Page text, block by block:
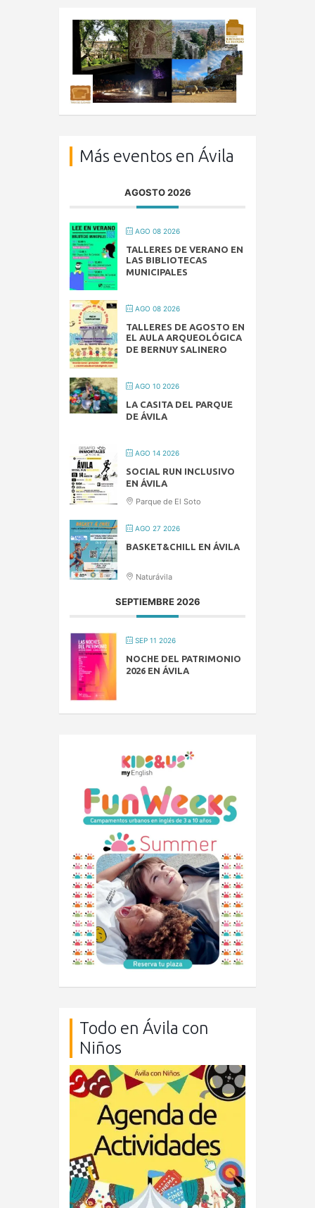
Más eventos en Ávila
AGOSTO 2026
AGO 08 2026
TALLERES DE VERANO EN
LAS BIBLIOTECAS
MUNICIPALES
AGO 08 2026
TALLERES DE AGOSTO EN
EL AULA ARQUEOLÓGICA
DE BERNUY SALINERO
AGO 10 2026
LA CASITA DEL PARQUE
DE ÁVILA
AGO 14 2026
SOCIAL RUN INCLUSIVO
EN ÁVILA
Parque de El Soto
AGO 27 2026
BASKET&CHILL EN ÁVILA
Naturávila
SEPTIEMBRE 2026
SEP 11 2026
NOCHE DEL PATRIMONIO
2026 EN ÁVILA
Todo en Ávila con
Niños